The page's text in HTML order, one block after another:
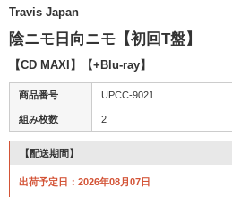
Travis Japan
陰ニモ日向ニモ【初回T盤】
【CD MAXI】【+Blu-ray】
商品番号 UPCC-9021
組み枚数 2
【配送期間】
出荷予定日：2026年08月07日